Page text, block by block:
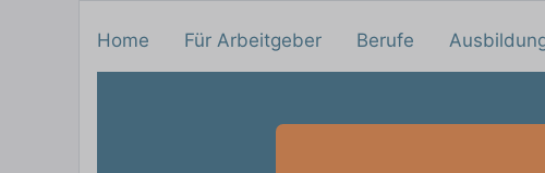
Home Für Arbeitgeber Berufe